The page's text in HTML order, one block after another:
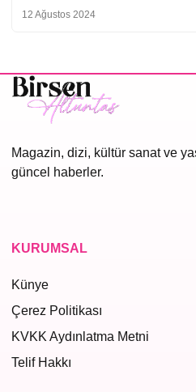
12 Ağustos 2024
Magazin, dizi, kültür sanat ve
güncel haberler.
KURUMSAL
Künye
Çerez Politikası
KVKK Aydınlatma Metni
Telif Hakkı